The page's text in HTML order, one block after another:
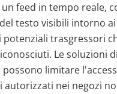
feed in tempo reale,
testo visibili intorno
potenziali trasgressori
Le soluzioni
possono limitare
autorizzati nei negozi